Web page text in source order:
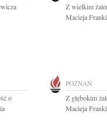
Z wielkim
Macieja
o
POZNAŃ
Z głębokim
Macieja